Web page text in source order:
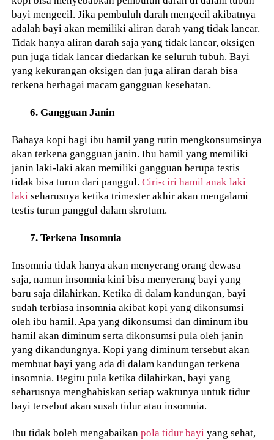
bayi mengecil. Jika pembuluh darah mengecil akibatnya
adalah bayi akan memiliki aliran darah yang tidak lancar.
Tidak hanya aliran darah saja yang tidak lancar, oksigen
pun juga tidak lancar diedarkan ke seluruh tubuh. Bayi
yang kekurangan oksigen dan juga aliran darah bisa
terkena berbagai macam gangguan kesehatan.
6. Gangguan Janin
Bahaya kopi bagi ibu hamil yang rutin mengkonsumsinya
akan terkena gangguan janin. Ibu hamil yang memiliki
janin laki-laki akan memiliki gangguan berupa testis
tidak bisa turun dari panggul.Ciri-ciri hamil anak laki
laki seharusnya ketika trimester akhir akan mengalami
testis turun panggul dalam skrotum.
7. Terkena Insomnia
Insomnia tidak hanya akan menyerang orang dewasa
saja, namun insomnia kini bisa menyerang bayi yang
baru saja dilahirkan. Ketika di dalam kandungan, bayi
sudah terbiasa insomnia akibat kopi yang dikonsumsi
oleh ibu hamil. Apa yang dikonsumsi dan diminum ibu
hamil akan diminum serta dikonsumsi pula oleh janin
yang dikandungnya. Kopi yang diminum tersebut akan
membuat bayi yang ada di dalam kandungan terkena
insomnia. Begitu pula ketika dilahirkan, bayi yang
seharusnya menghabiskan setiap waktunya untuk tidur
bayi tersebut akan susah tidur atau insomnia.
Ibu tidak boleh mengabaikanpola tidur bayi yang sehat,